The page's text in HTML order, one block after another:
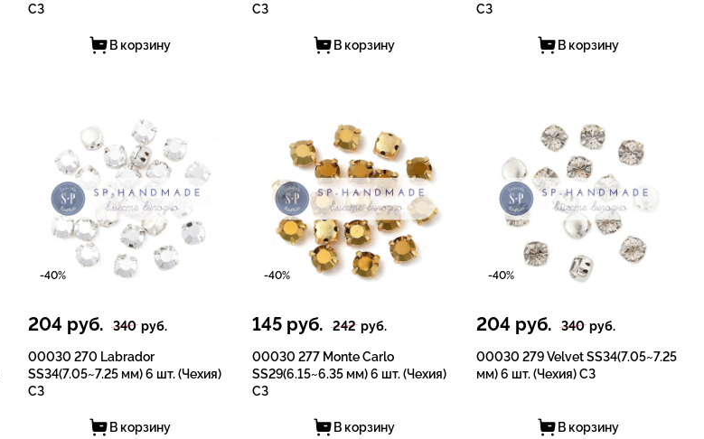
СЗ
В корзину
СЗ
В корзину
СЗ
В корзину
-40%
204 руб. 340 руб.
00030 270 Labrador
SS34(7.05~7.25 мм) 6 шт. (Чехия)
СЗ
В корзину
-40%
145 руб. 242 руб.
00030 277 Monte Carlo
SS29(6.15~6.35 мм) 6 шт. (Чехия)
СЗ
В корзину
-40%
204 руб. 340 руб.
00030 279 Velvet SS34(7.05~7.25
мм) 6 шт. (Чехия) СЗ
В корзину